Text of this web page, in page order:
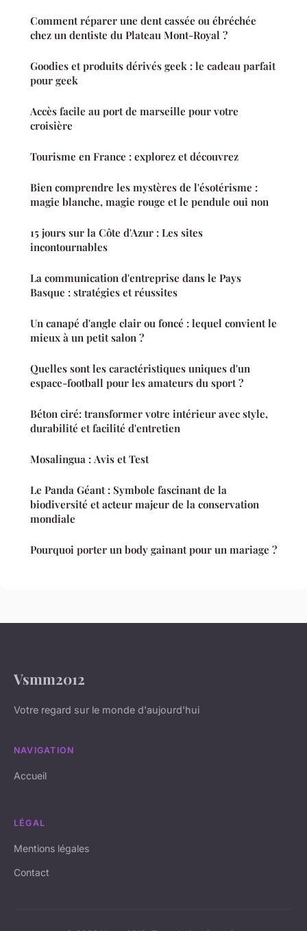
Comment réparer une dent cassée ou ébréchée
chez un dentiste du Plateau Mont-Royal ?
Goodies et produits dérivés geek : le cadeau parfait
pour geek
Accès facile au port de marseille pour votre
croisière
Tourisme en France : explorez et découvrez
Bien comprendre les mystères de l'ésotérisme :
magie blanche, magie rouge et le pendule oui non
15 jours sur la Côte d'Azur : Les sites
incontournables
La communication d'entreprise dans le Pays
Basque : stratégies et réussites
Un canapé d'angle clair ou foncé : lequel convient le
mieux à un petit salon ?
Quelles sont les caractéristiques uniques d'un
espace-football pour les amateurs du sport ?
Béton ciré: transformer votre intérieur avec style,
durabilité et facilité d'entretien
Mosalingua : Avis et Test
Le Panda Géant : Symbole fascinant de la
biodiversité et acteur majeur de la conservation
mondiale
Pourquoi porter un body gainant pour un mariage ?
Vsmm2012
Votre regard sur le monde d'aujourd'hui
NAVIGATION
Accueil
LÉGAL
Mentions légales
Contact